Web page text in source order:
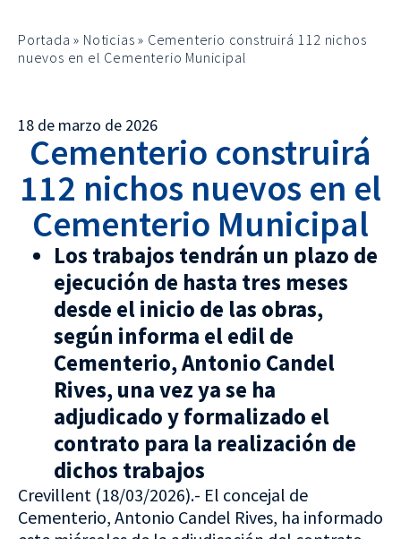
Portada » Noticias » Cementerio construirá 112 nichos
nuevos en el Cementerio Municipal
18 de marzo de 2026
Cementerio construirá
112 nichos nuevos en el
Cementerio Municipal
Los trabajos tendrán un plazo de
ejecución de hasta tres meses
desde el inicio de las obras,
según informa el edil de
Cementerio, Antonio Candel
Rives, una vez ya se ha
adjudicado y formalizado el
contrato para la realización de
dichos trabajos
Crevillent (18/03/2026).- El concejal de
Cementerio, Antonio Candel Rives, ha informado